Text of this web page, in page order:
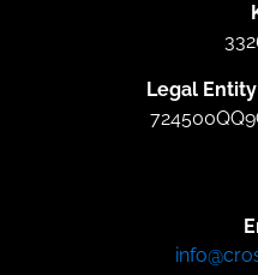
Legal